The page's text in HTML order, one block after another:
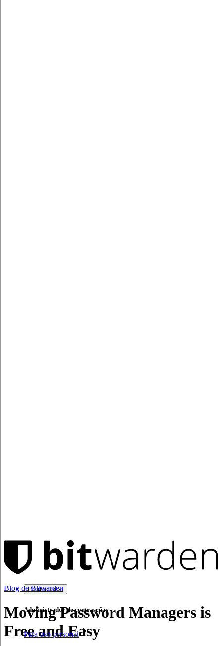
Productos
Administrador de contraseñas
Para uso personal
Blog de Bitwarden
Moving Password Managers is
Free and Easy